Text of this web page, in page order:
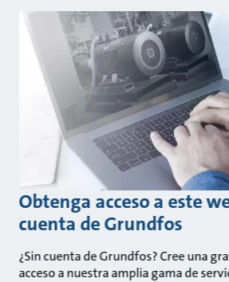
Obtenga acceso a este
cuenta de Grundfos
¿Sin cuenta de Grundfos? Cree una
acceso a nuestra amplia gama de